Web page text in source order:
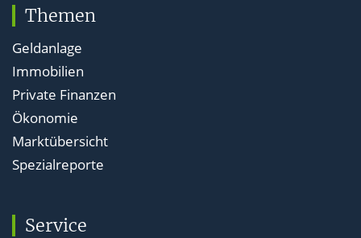
Themen
Geldanlage
Immobilien
Private Finanzen
Ökonomie
Marktübersicht
Spezialreporte
Service